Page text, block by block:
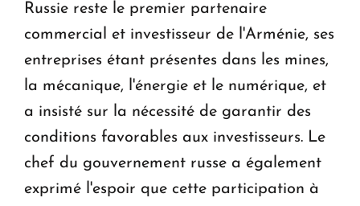
Russie reste le premier partenaire
commercial et investisseur de l'Arménie, ses
entreprises étant présentes dans les mines,
la mécanique, l'énergie et le numérique, et
a insisté sur la nécessité de garantir des
conditions favorables aux investisseurs. Le
chef du gouvernement russe a également
exprimé l'espoir que cette participation à